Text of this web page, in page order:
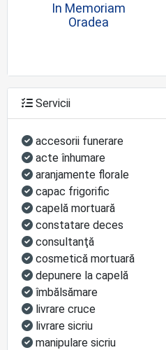
In Memoriam
Oradea
Servicii
accesorii funerare
acte înhumare
aranjamente florale
capac frigorific
capelă mortuară
constatare deces
consultanţă
cosmetică mortuară
depunere la capelă
îmbălsămare
livrare cruce
livrare sicriu
manipulare sicriu